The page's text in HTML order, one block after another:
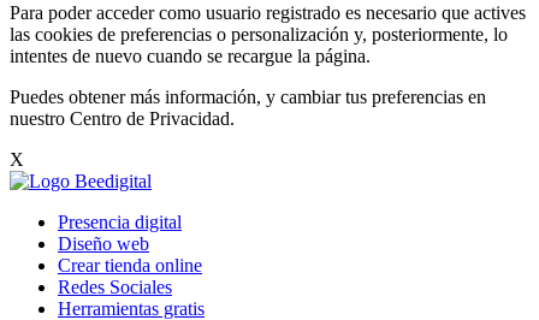
Para poder acceder como usuario registrado es necesario que actives
las cookies de preferencias o personalización y, posteriormente, lo
intentes de nuevo cuando se recargue la página.
Puedes obtener más información, y cambiar tus preferencias en
nuestro Centro de Privacidad.
X
Presencia digital
Diseño web
Crear tienda online
Redes Sociales
Herramientas gratis